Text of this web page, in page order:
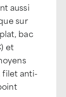
aussi
sur
bac
et
filet anti-